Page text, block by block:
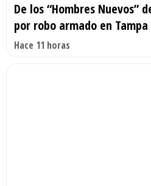
De los “Hombres Nuevos”
por robo armado en Tampa
Hace 11 horas